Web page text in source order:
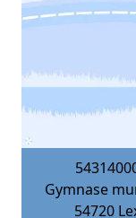
Gymnase
54720